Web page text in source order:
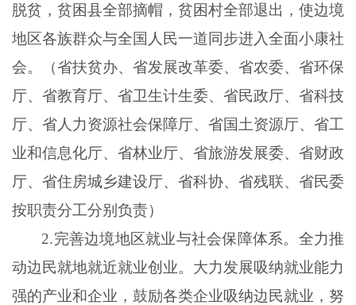
脱贫，贫困县全部摘帽，贫困村全部退出，使边境
地区各族群众与全国人民一道同步进入全面小康社
会。（省扶贫办、省发展改革委、省农委、省环保
厅、省教育厅、省卫生计生委、省民政厅、省科技
厅、省人力资源社会保障厅、省国土资源厅、省工
业和信息化厅、省林业厅、省旅游发展委、省财政
厅、省住房城乡建设厅、省科协、省残联、省民委
按职责分工分别负责）
2.完善边境地区就业与社会保障体系。全力推
动边民就地就近就业创业。大力发展吸纳就业能力
强的产业和企业，鼓励各类企业吸纳边民就业，努